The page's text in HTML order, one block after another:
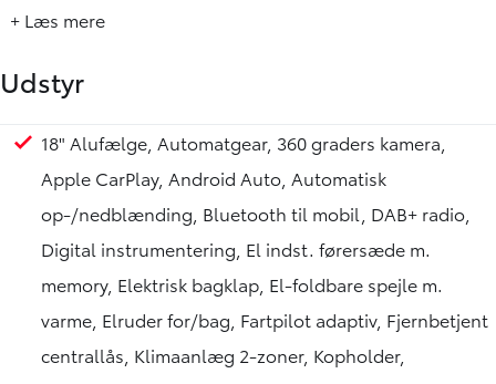
som ny og klar til flere eventyr. Køretøjet befinder sig i
på email soenderborg@toyota.dk for mere information.
**Nøglefunktioner:**
- **Effekt:** 150 kW (204 hk) med automatisk gear
- **Registrering:** Først indregistreret i 2025
- **Udstyrsniveau:** Executive
- **Komfort og Teknologi:**
- 18" Alufælge
- Adaptiv fartpilot
- 360 graders kamera
+ Læs mere
Udstyr
18" Alufælge, Automatgear, 360 graders kamera,
Apple CarPlay, Android Auto, Automatisk
op-/nedblænding, Bluetooth til mobil, DAB+ radio,
Digital instrumentering, El indst. førersæde m.
memory, Elektrisk bagklap, El-foldbare spejle m.
varme, Elruder for/bag, Fartpilot adaptiv, Fjernbetjent
centrallås, Klimaanlæg 2-zoner, Kopholder,